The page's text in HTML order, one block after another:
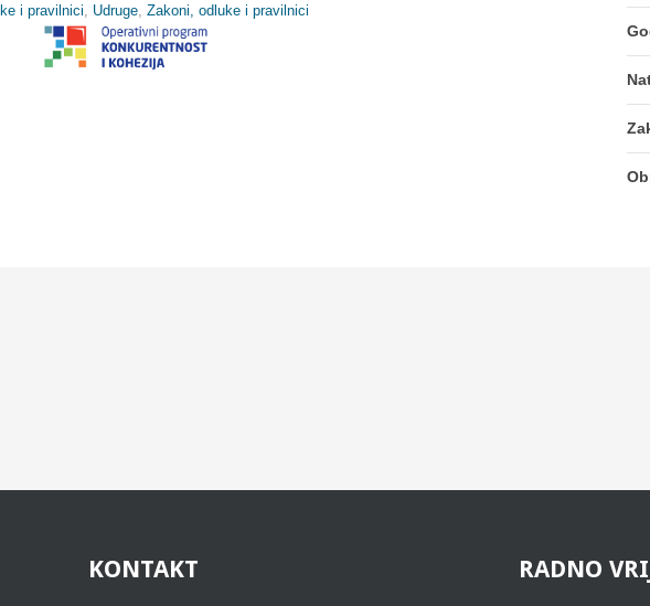
i pravilnici, Udruge, Zakoni, odluke i pravilnici
KONTAKT RADNO